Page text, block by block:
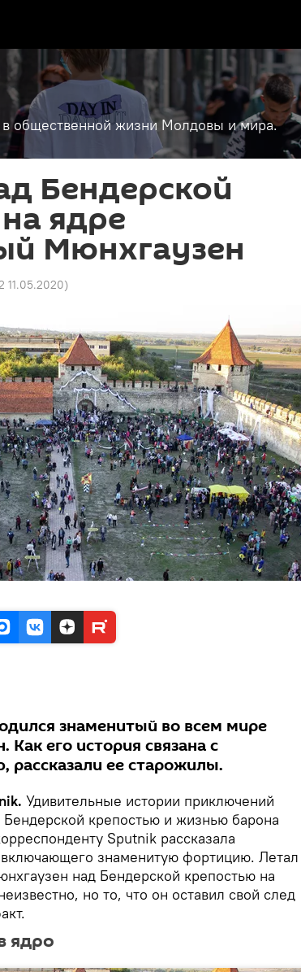
в общественной жизни Молдовы и мира.
Бендерской
ядре
Мюнхгаузен
11.05.2020)
знаменитый во всем мире
его история связана с
рассказали ее старожилы.
Удивительные истории приключений
крепостью и жизнью барона
Sputnik рассказала
включающего знаменитую фортицию. Летал
над Бендерской крепостью на
но то, что он оставил свой след
ядро